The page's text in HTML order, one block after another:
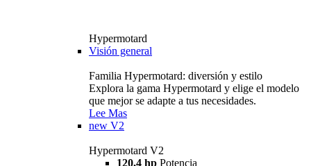
Hypermotard
Visión general
Familia Hypermotard: diversión y estilo
Explora la gama Hypermotard y elige el modelo
que mejor se adapte a tus necesidades.
Lee Mas
new V2
Hypermotard V2
120,4 hp Potencia